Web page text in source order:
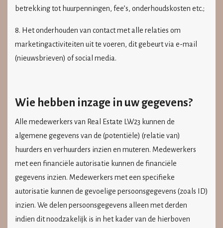
betrekking tot huurpenningen, fee’s, onderhoudskosten etc.;
8. Het onderhouden van contact met alle relaties om
marketingactiviteiten uit te voeren, dit gebeurt via e-mail
(nieuwsbrieven) of social media.
Wie hebben inzage in uw gegevens?
Alle medewerkers van Real Estate LW23 kunnen de
algemene gegevens van de (potentiële) (relatie van)
huurders en verhuurders inzien en muteren. Medewerkers
met een financiële autorisatie kunnen de financiële
gegevens inzien. Medewerkers met een specifieke
autorisatie kunnen de gevoelige persoonsgegevens (zoals ID)
inzien. We delen persoonsgegevens alleen met derden
indien dit noodzakelijk is in het kader van de hierboven